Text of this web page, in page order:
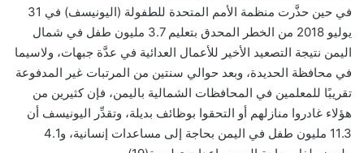
في حين حذَّرت منظمة الأمم المتحدة للطفولة (اليونيسف) في 31
يوليو 2018 من الخطر المحدق بتعليم 3.7 مليون طفل في شمال
اليمن نتيجة التصعيد الأخير للأعمال العدائية في عدَّة جبهات، ولاسيما
في محافظة الحديدة، وبعد حوالي سنتين من المرتبات غير المدفوعة
تقريبًا للمعلمين في المحافظات الشمالية باليمن، فإن كثيرين من
هؤلاء غادروا منازلهم أو التحقوا بوظائف بديلة، وتقدِّر اليونيسف أن
11.3 مليون طفل في اليمن بحاجة إلى مساعدات إنسانية، و4.1